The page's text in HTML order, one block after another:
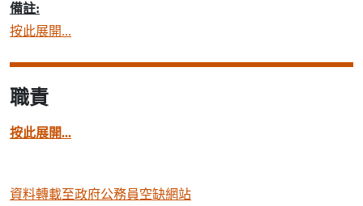
備註:
按此展開...
職責
按此展開...
資料轉載至政府公務員空缺網站